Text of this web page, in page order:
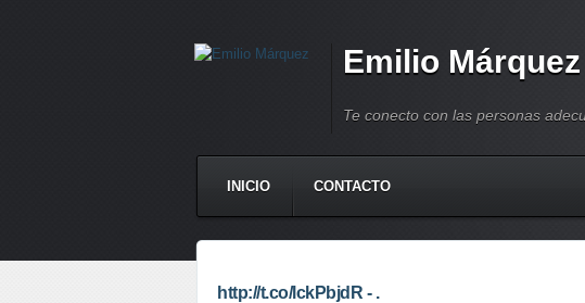
Emilio Márquez
Te conecto con las personas
INICIO CONTACTO
http://t.co/lckPbjdR - .